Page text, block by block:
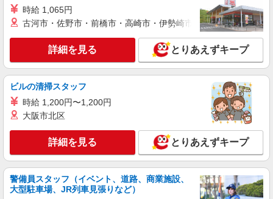
派遣社員
株式会社kotrio /●MT-H-1894411
長野市＊医療現場を支える看護助手＊嬉しい高
時給◎研修あり
時給1500円〜2125円 ＜日払い有/週払い有/交
通費全支給(ガソリン代含む)＞
長野市
詳細を見る
株式会社kotrio /●MT-H-1977304
≪長野市／看護助手≫子育て世代活躍中！働き
やすい環境♪
時給 1,065円
古河市・佐野市・前橋市・高崎市・伊勢崎市・太田市・館林市
詳細を見る とりあえずキープ
ビルの清掃スタッフ
時給 1,200円〜1,200円
大阪市北区
詳細を見る とりあえずキープ
警備員スタッフ（イベント、道路、商業施設、
大型駐車場、JR列車見張りなど）